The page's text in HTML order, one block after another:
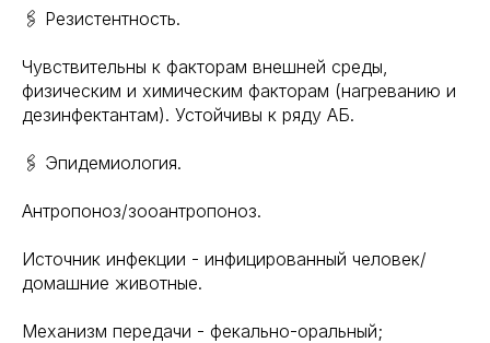
🖇 Резистентность.
Чувствительны к факторам внешней среды,
физическим и химическим факторам (нагреванию и
дезинфектантам). Устойчивы к ряду АБ.
🖇 Эпидемиология.
Антропоноз/зооантропоноз.
Источник инфекции - инфицированный человек/
домашние животные.
Механизм передачи - фекально-оральный;